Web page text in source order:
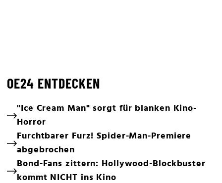
OE24 ENTDECKEN
"Ice Cream Man" sorgt für blanken Kino-
Horror
Furchtbarer Furz! Spider-Man-Premiere
abgebrochen
Bond-Fans zittern: Hollywood-Blockbuster
kommt NICHT ins Kino